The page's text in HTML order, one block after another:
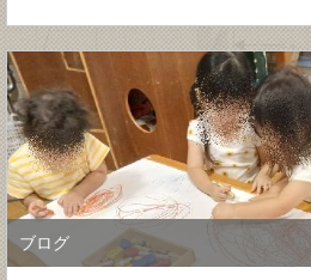
ブログ